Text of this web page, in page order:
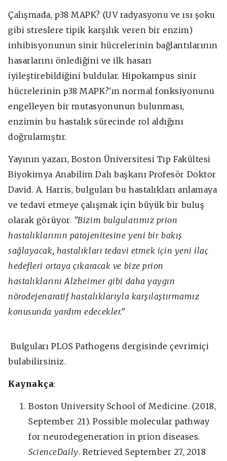
Çalışmada, p38 MAPK? (UV radyasyonu ve ısı şoku
gibi streslere tipik karşılık veren bir enzim)
inhibisyonunun sinir hücrelerinin bağlantılarının
hasarlarını önlediğini ve ilk hasarı
iyileştirebildiğini buldular. Hipokampus sinir
hücrelerinin p38 MAPK?'ın normal fonksiyonunu
engelleyen bir mutasyonunun bulunması,
enzimin bu hastalık sürecinde rol aldığını
doğrulamıştır.
Yayının yazarı, Boston Üniversitesi Tıp Fakültesi
Biyokimya Anabilim Dalı başkanı Profesör Doktor
David. A. Harris, bulguları bu hastalıkları anlamaya
ve tedavi etmeye çalışmak için büyük bir buluş
olarak görüyor. "Bizim bulgularımız prion
hastalıklarının patojenitesine yeni bir bakış
sağlayacak, hastalıkları tedavi etmek için yeni ilaç
hedefleri ortaya çıkaracak ve bize prion
hastalıklarını Alzheimer gibi daha yaygın
nörodejenaratif hastalıklarıyla karşılaştırmamız
konusunda yardım edecekler."
Bulguları PLOS Pathogens dergisinde çevrimiçi
bulabilirsiniz.
Kaynakça:
Boston University School of Medicine. (2018,
September 21). Possible molecular pathway
for neurodegeneration in prion diseases.
ScienceDaily. Retrieved September 27, 2018